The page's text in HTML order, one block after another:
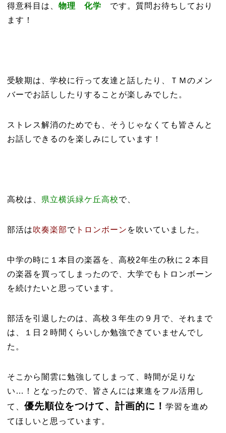
得意科目は、 物理 化学 です。質問お待ちしており
ます！
受験期は、学校に行って友達と話したり、ＴＭのメン
バーでお話ししたりすることが楽しみでした。
ストレス解消のためでも、そうじゃなくても皆さんと
お話しできるのを楽しみにしています！
高校は、 県立横浜緑ケ丘高校で、
部活は吹奏楽部でトロンボーン を吹いていました。
中学の時に１本目の楽器を、高校2年生の秋に２本目
の楽器を買ってしまったので、大学でもトロンボーン
を続けたいと思っています。
部活を引退したのは、高校３年生の９月で、それまで
は、１日２時間くらいしか勉強できていませんでし
た。
そこから闇雲に勉強してしまって、時間が足りな
い…！となったので、皆さんには東進をフル活用し
て、 優先順位をつけて、計画的に！ 学習を進め
てほしいと思っています。